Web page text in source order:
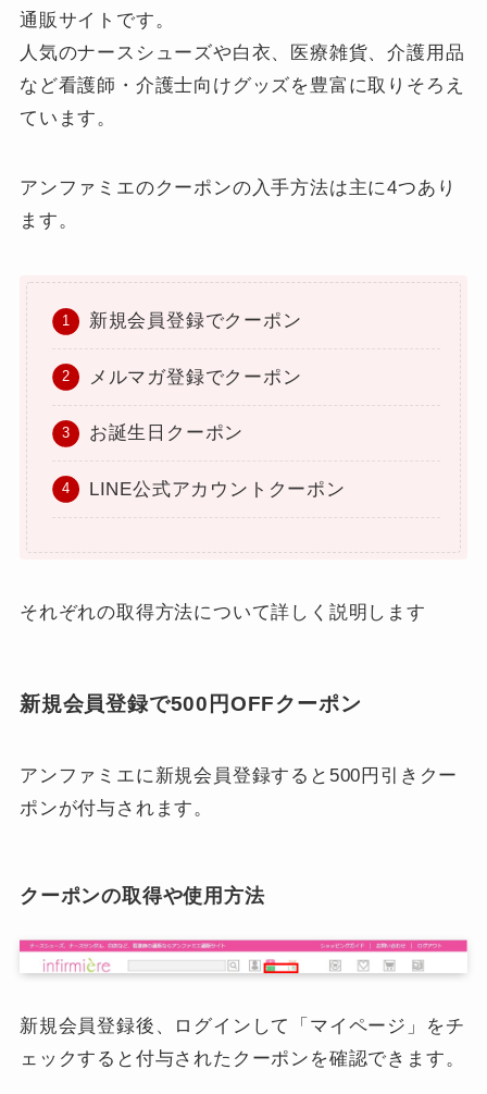
通販サイトです。
人気のナースシューズや白衣、医療雑貨、介護用品
など看護師・介護士向けグッズを豊富に取りそろえ
ています。
アンファミエのクーポンの入手方法は主に4つあり
ます。
新規会員登録でクーポン
メルマガ登録でクーポン
お誕生日クーポン
LINE公式アカウントクーポン
それぞれの取得方法について詳しく説明します
新規会員登録で500円OFFクーポン
アンファミエに新規会員登録すると500円引きクー
ポンが付与されます。
クーポンの取得や使用方法
新規会員登録後、ログインして「マイページ」をチ
ェックすると付与されたクーポンを確認できます。